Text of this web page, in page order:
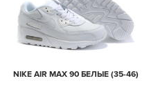
NIKE AIR MAX 90 БЕЛЫЕ (35-46)